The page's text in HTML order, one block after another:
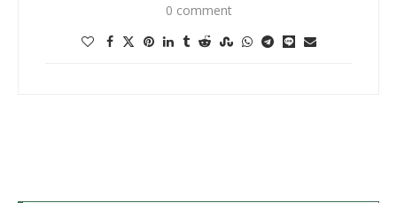
0 comment